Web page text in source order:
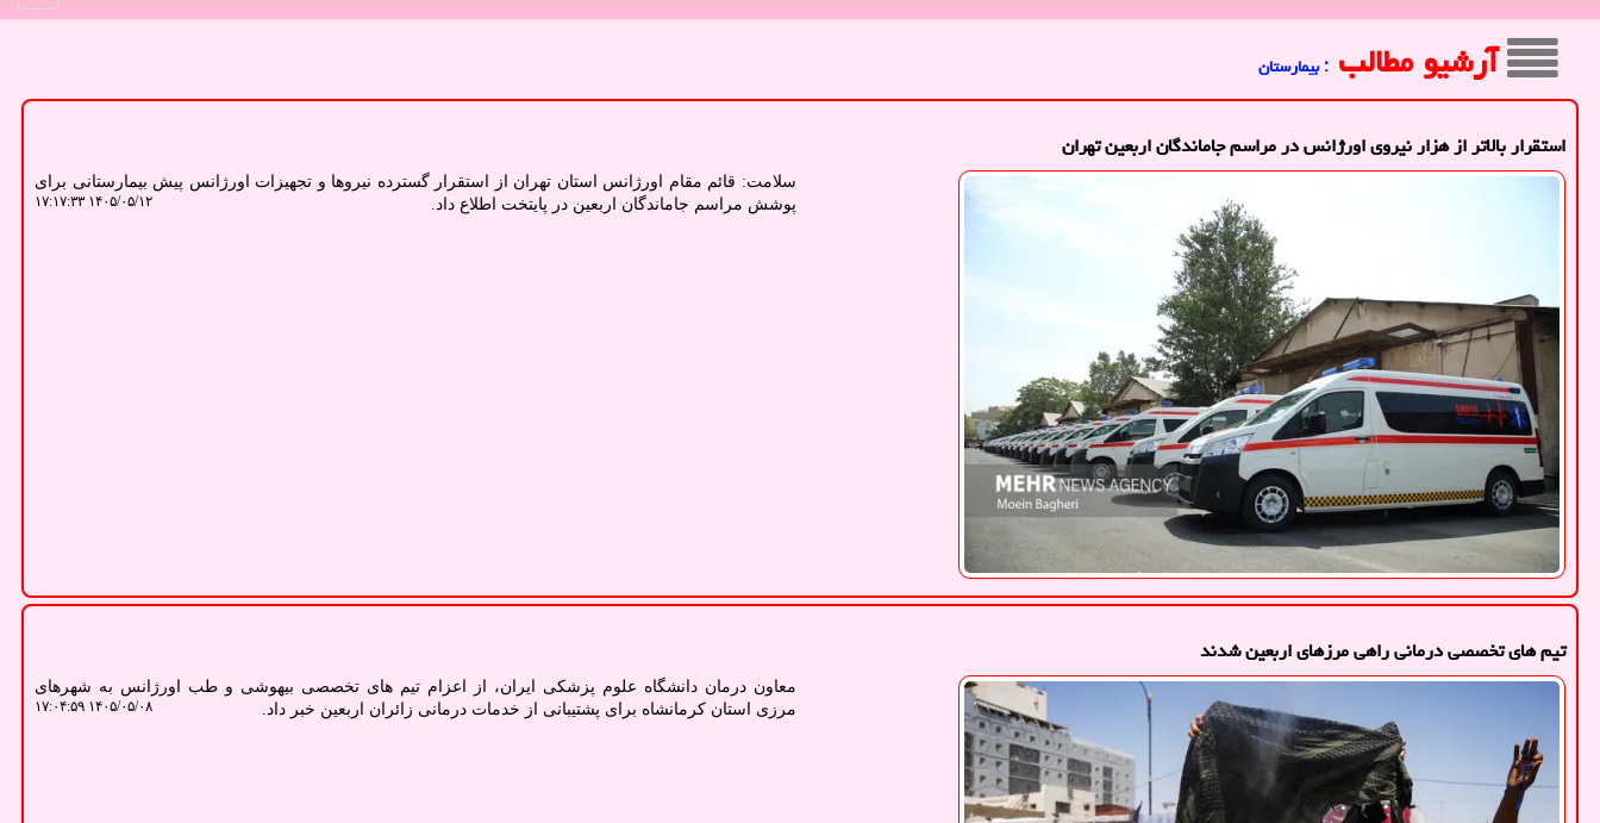
آرشیو مطالب : بیمارستان
استقرار بالاتر از هزار نیروی اورژانس در مراسم جاماندگان اربعین تهران
سلامت: قائم مقام اورژانس استان تهران از استقرار گسترده نیروها و تجهیزات اورژانس پیش بیمارستانی برای
پوشش مراسم جاماندگان اربعین در پایتخت اطلاع داد.
۱۴۰۵/۰۵/۱۲ ۱۷:۱۷:۳۳
تیم های تخصصی درمانی راهی مرزهای اربعین شدند
معاون درمان دانشگاه علوم پزشکی ایران، از اعزام تیم های تخصصی بیهوشی و طب اورژانس به شهرهای
مرزی استان کرمانشاه برای پشتیبانی از خدمات درمانی زائران اربعین خبر داد.
۱۴۰۵/۰۵/۰۸ ۱۷:۰۴:۵۹